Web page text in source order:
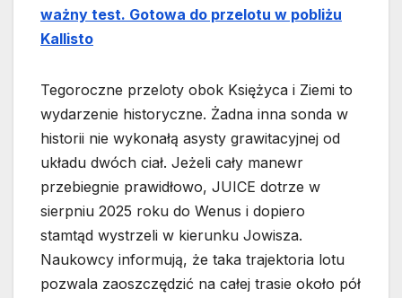
ważny test. Gotowa do przelotu w pobliżu
Kallisto
Tegoroczne przeloty obok Księżyca i Ziemi to
wydarzenie historyczne. Żadna inna sonda w
historii nie wykonałą asysty grawitacyjnej od
układu dwóch ciał. Jeżeli cały manewr
przebiegnie prawidłowo, JUICE dotrze w
sierpniu 2025 roku do Wenus i dopiero
stamtąd wystrzeli w kierunku Jowisza.
Naukowcy informują, że taka trajektoria lotu
pozwala zaoszczędzić na całej trasie około pół